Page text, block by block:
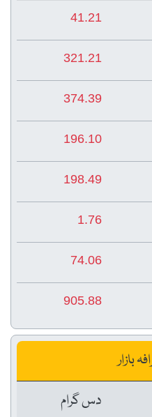
41.21
321.21
374.39
196.10
198.49
1.76
74.06
905.88
بازار
دس گرام